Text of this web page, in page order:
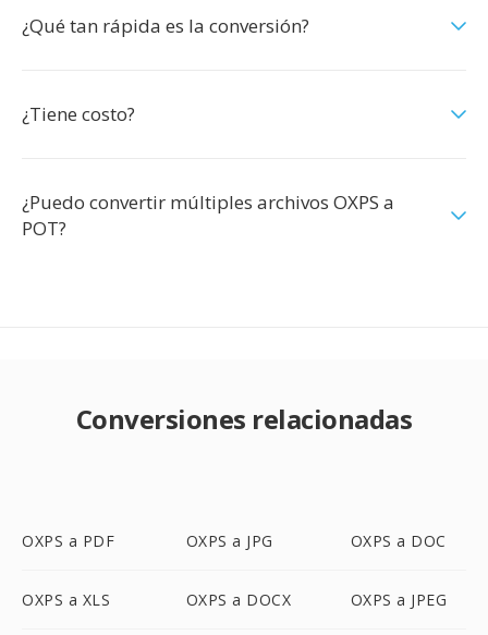
¿Qué tan rápida es la conversión?
¿Tiene costo?
¿Puedo convertir múltiples archivos OXPS a
POT?
Conversiones relacionadas
OXPS a PDF OXPS a JPG OXPS a DOC
OXPS a XLS OXPS a DOCX OXPS a JPEG